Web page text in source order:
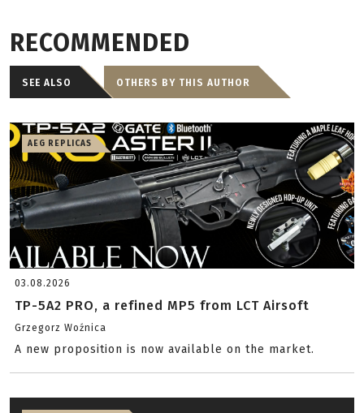
RECOMMENDED
SEE ALSO OTHERS BY THIS AUTHOR
AEG REPLICAS
03.08.2026
TP-5A2 PRO, a refined MP5 from LCT Airsoft
Grzegorz Woźnica
A new proposition is now available on the market.